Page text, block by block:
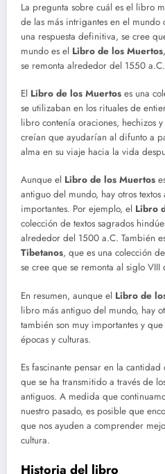
La pregunta sobre cuál es el libro
de las más intrigantes en el
una respuesta definitiva, se cree
mundo es el Libro de los Muertos
se remonta alrededor del 1550 a.C.
El Libro de los Muertos es una
se utilizaban en los rituales de
libro contenía oraciones, hechizos
creían que ayudarían al difunto a
alma en su viaje hacia la vida
Aunque el Libro de los Muertos
antiguo del mundo, hay otros
importantes. Por ejemplo, el Libro
colección de textos sagrados
alrededor del 1500 a.C. También
Tibetanos, que es una colección
se cree que se remonta al siglo VIII
En resumen, aunque el Libro de
libro más antiguo del mundo, hay
también son muy importantes y
épocas y culturas.
Es fascinante pensar en la
que se ha transmitido a través de
antiguos. A medida que
nuestro pasado, es posible que
que nos ayuden a comprender
cultura.
Historia del libro